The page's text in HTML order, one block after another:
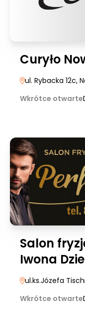
Curyło
ul. Rybacka 12c,
Wkrótce otwarte
Salon
Iwona
ul.ks.Józefa
Wkrótce otwarte